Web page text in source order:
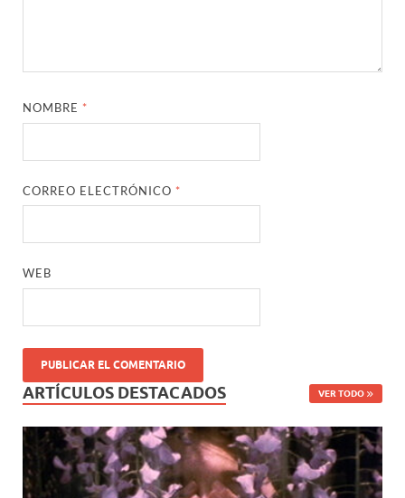
NOMBRE *
CORREO ELECTRÓNICO *
WEB
ARTÍCULOS DESTACADOS VER TODO